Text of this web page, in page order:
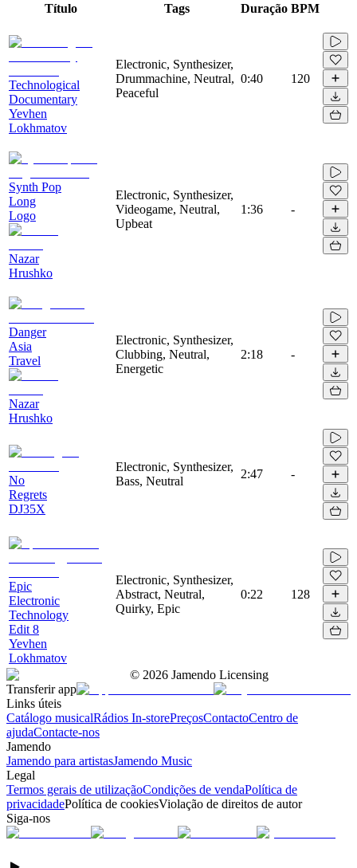
Título Tags Duração BPM
Technological
Documentary
Yevhen
Lokhmatov
Electronic, Synthesizer,
Drummachine, Neutral,
Peaceful
0:40 120
Synth Pop
Long
Logo
Nazar
Hrushko
Electronic, Synthesizer,
Videogame, Neutral,
Upbeat
1:36 -
Danger
Asia
Travel
Nazar
Hrushko
Electronic, Synthesizer,
Clubbing, Neutral,
Energetic
2:18 -
No
Regrets
DJ35X
Electronic, Synthesizer,
Bass, Neutral
2:47 -
Epic
Electronic
Technology
Edit 8
Yevhen
Lokhmatov
Electronic, Synthesizer,
Abstract, Neutral,
Quirky, Epic
0:22 128
© 2026 Jamendo Licensing
Transferir app
Links úteis
Catálogo musicalRádios In-storePreçosContactoCentro de
ajudaContacte-nos
Jamendo
Jamendo para artistasJamendo Music
Legal
Termos gerais de utilizaçãoCondições de vendaPolítica de
privacidadePolítica de cookiesViolação de direitos de autor
Siga-nos